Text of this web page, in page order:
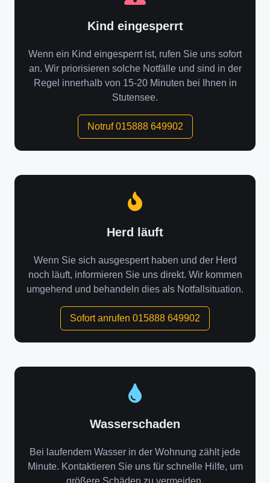
Kind eingesperrt
Wenn ein Kind eingesperrt ist, rufen Sie uns sofort
an. Wir priorisieren solche Notfälle und sind in der
Regel innerhalb von 15-20 Minuten bei Ihnen in
Stutensee.
Notruf 015888 649902
Herd läuft
Wenn Sie sich ausgesperrt haben und der Herd
noch läuft, informieren Sie uns direkt. Wir kommen
umgehend und behandeln dies als Notfallsituation.
Sofort anrufen 015888 649902
Wasserschaden
Bei laufendem Wasser in der Wohnung zählt jede
Minute. Kontaktieren Sie uns für schnelle Hilfe, um
größere Schäden zu vermeiden.